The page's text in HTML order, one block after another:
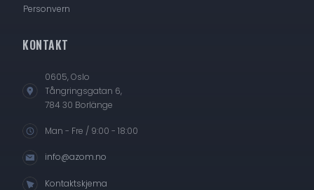
Personvern
KONTAKT
0605, Oslo
Tångringsgatan 6,
784 30 Borlänge
Man - Fre / 9:00 - 18:00
info@azom.no
Kontaktskjema